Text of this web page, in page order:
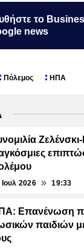
το
news
Πόλεμος ΗΠΑ
Ζελένσκι-
2026 19:33
Επανένωση
παιδιών με